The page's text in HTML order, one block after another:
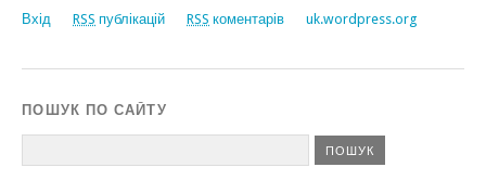
Вхід RSS публікацій RSS коментарів uk.wordpress.org
ПОШУК ПО САЙТУ